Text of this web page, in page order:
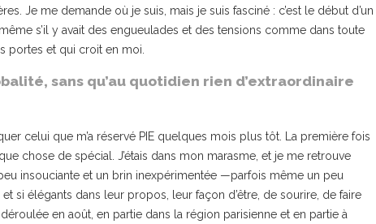
Je me demande où je suis, mais je suis fasciné : c’est le début d’un
s’il y avait des engueulades et des tensions comme dans toute
portes et qui croit en moi.
sans qu’au quotidien rien d’extraordinaire
celui que m’a réservé PIE quelques mois plus tôt. La première fois
chose de spécial. J’étais dans mon marasme, et je me retrouve
insouciante et un brin inexpérimentée —parfois même un peu
si élégants dans leur propos, leur façon d’être, de sourire, de faire
en août, en partie dans la région parisienne et en partie à